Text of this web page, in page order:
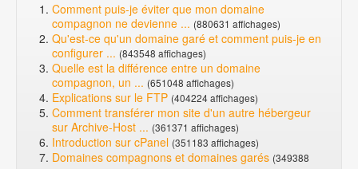
Comment puis-je éviter que mon domaine
compagnon ne devienne ... (880631 affichages)
Qu'est-ce qu'un domaine garé et comment puis-je en
configurer ... (843548 affichages)
Quelle est la différence entre un domaine
compagnon, un ... (651048 affichages)
Explications sur le FTP (404224 affichages)
Comment transférer mon site d'un autre hébergeur
sur Archive-Host ... (361371 affichages)
Introduction sur cPanel (351183 affichages)
Domaines compagnons et domaines garés (349388